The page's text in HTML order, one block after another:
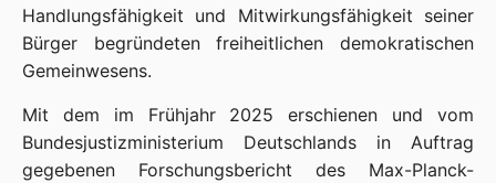
Handlungsfähigkeit und Mitwirkungsfähigkeit seiner
Bürger begründeten freiheitlichen demokratischen
Gemeinwesens.
Mit dem im Frühjahr 2025 erschienen und vom
Bundesjustizministerium Deutschlands in Auftrag
gegebenen Forschungsbericht des Max-Planck-